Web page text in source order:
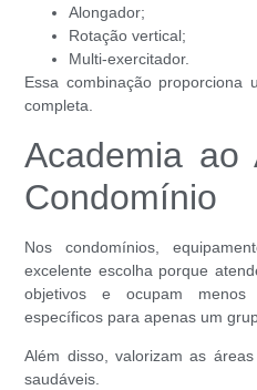
Alongador;
Rotação vertical;
Multi-exercitador.
Essa combinação proporciona
completa.
Academia
Condomínio
Nos condomínios,
excelente escolha porque
objetivos e ocupam
específicos para apenas um
Além disso, valorizam as
saudáveis.